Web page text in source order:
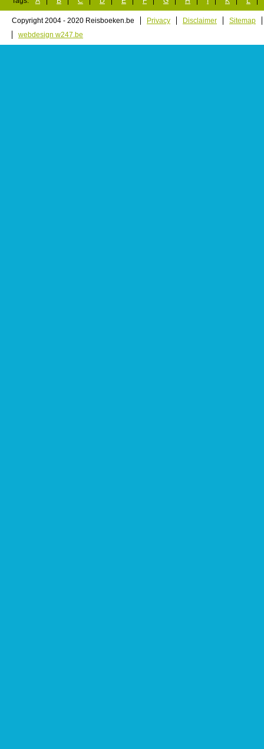
Copyright 2004 - 2020 Reisboeken.be Privacy Disclaimer
Sitemap
webdesign w247.be